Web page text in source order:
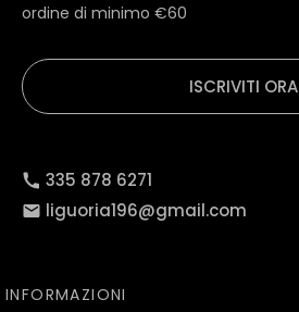
ordine di minimo €60
ISCRIVITI ORA
335 878 6271
liguoria196@gmail.com
INFORMAZIONI